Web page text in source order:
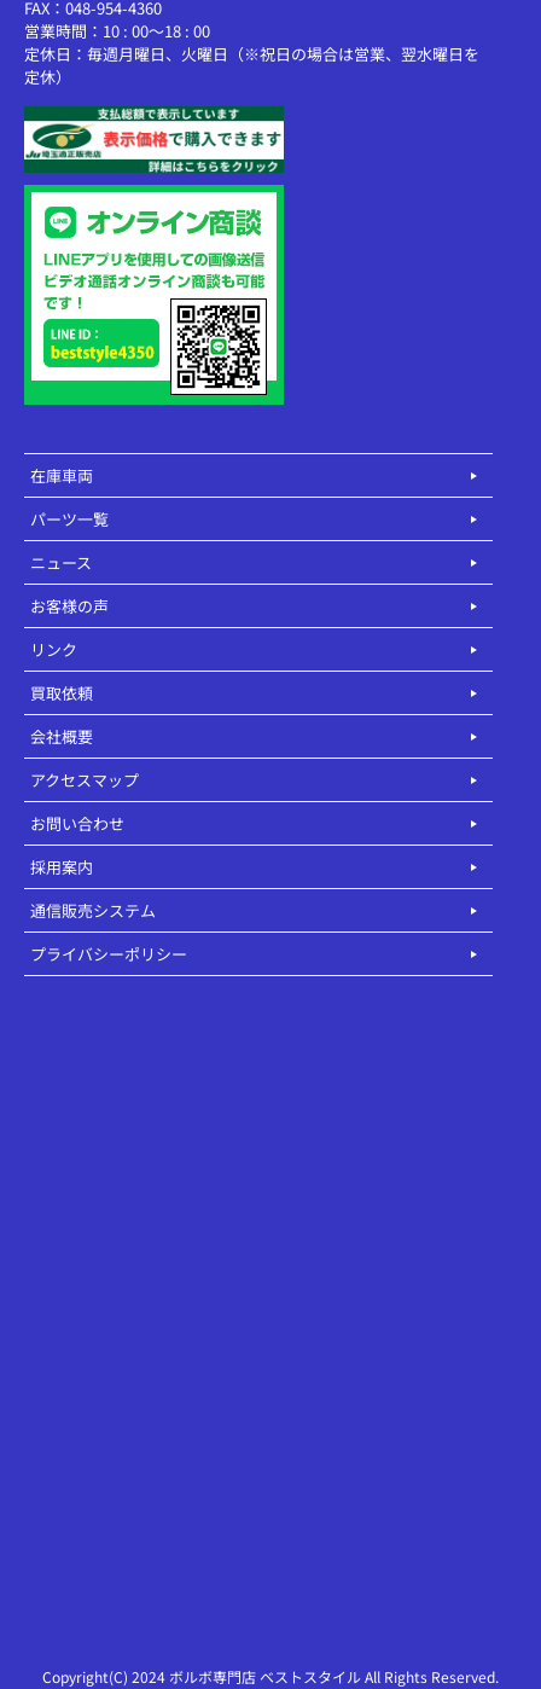
FAX：048-954-4360
営業時間：10 : 00～18 : 00
定休日：毎週月曜日、火曜日（※祝日の場合は営業、翌水曜日を
定休）
在庫車両
パーツ一覧
ニュース
お客様の声
リンク
買取依頼
会社概要
アクセスマップ
お問い合わせ
採用案内
通信販売システム
プライバシーポリシー
Copyright(C) 2024 ボルボ専門店 ベストスタイル All Rights Reserved.